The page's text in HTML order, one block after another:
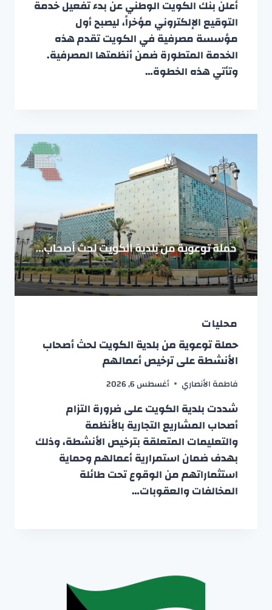
أعلن بنك الكويت الوطني عن بدء تفعيل خدمة
التوقيع الإلكتروني مؤخراً، ليصبح أول
مؤسسة مصرفية في الكويت تقدم هذه
الخدمة المتطورة ضمن أنظمتها المصرفية.
وتأتي هذه الخطوة…
محليات
حملة توعوية من بلدية الكويت لحث أصحاب
الأنشطة على ترخيص أعمالهم
فاطمة الأنصاري أغسطس 6, 2026
شددت بلدية الكويت على ضرورة التزام
أصحاب المشاريع التجارية بالأنظمة
والتعليمات المتعلقة بترخيص الأنشطة، وذلك
بهدف ضمان استمرارية أعمالهم وحماية
استثماراتهم من الوقوع تحت طائلة
المخالفات والعقوبات…